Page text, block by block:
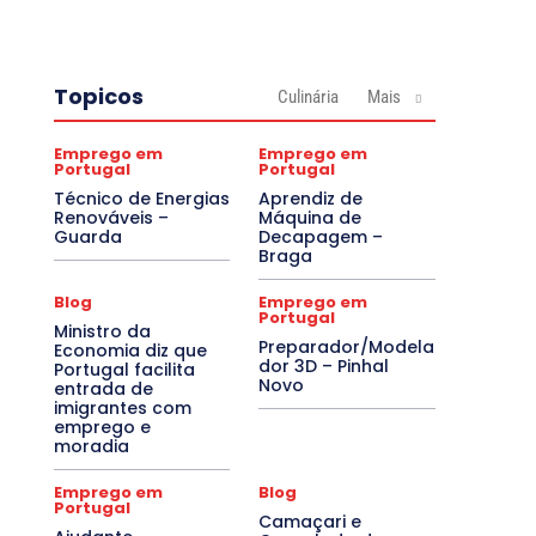
Topicos Culinária Mais
Emprego em
Portugal
Técnico de Energias
Renováveis –
Guarda
Emprego em
Portugal
Aprendiz de
Máquina de
Decapagem –
Braga
Blog
Ministro da
Economia diz que
Portugal facilita
entrada de
imigrantes com
emprego e
moradia
Emprego em
Portugal
Preparador/Modela
dor 3D – Pinhal
Novo
Emprego em
Portugal
Blog
Camaçari e